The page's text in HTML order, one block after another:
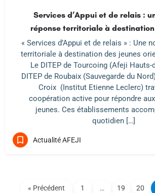
Services d’Appui et de relais :
réponse territoriale à
« Services d’Appui et de relais » : Une
territoriale à destination des jeunes
Le DITEP de Tourcoing (Afeji Hauts-
DITEP de Roubaix (Sauvegarde du
Croix (Institut Etienne Leclerc)
coopération active pour répondre
jeunes. Ces établissements
quotidien […]
Actualité AFEJI
« Précédent 1 … 19 20